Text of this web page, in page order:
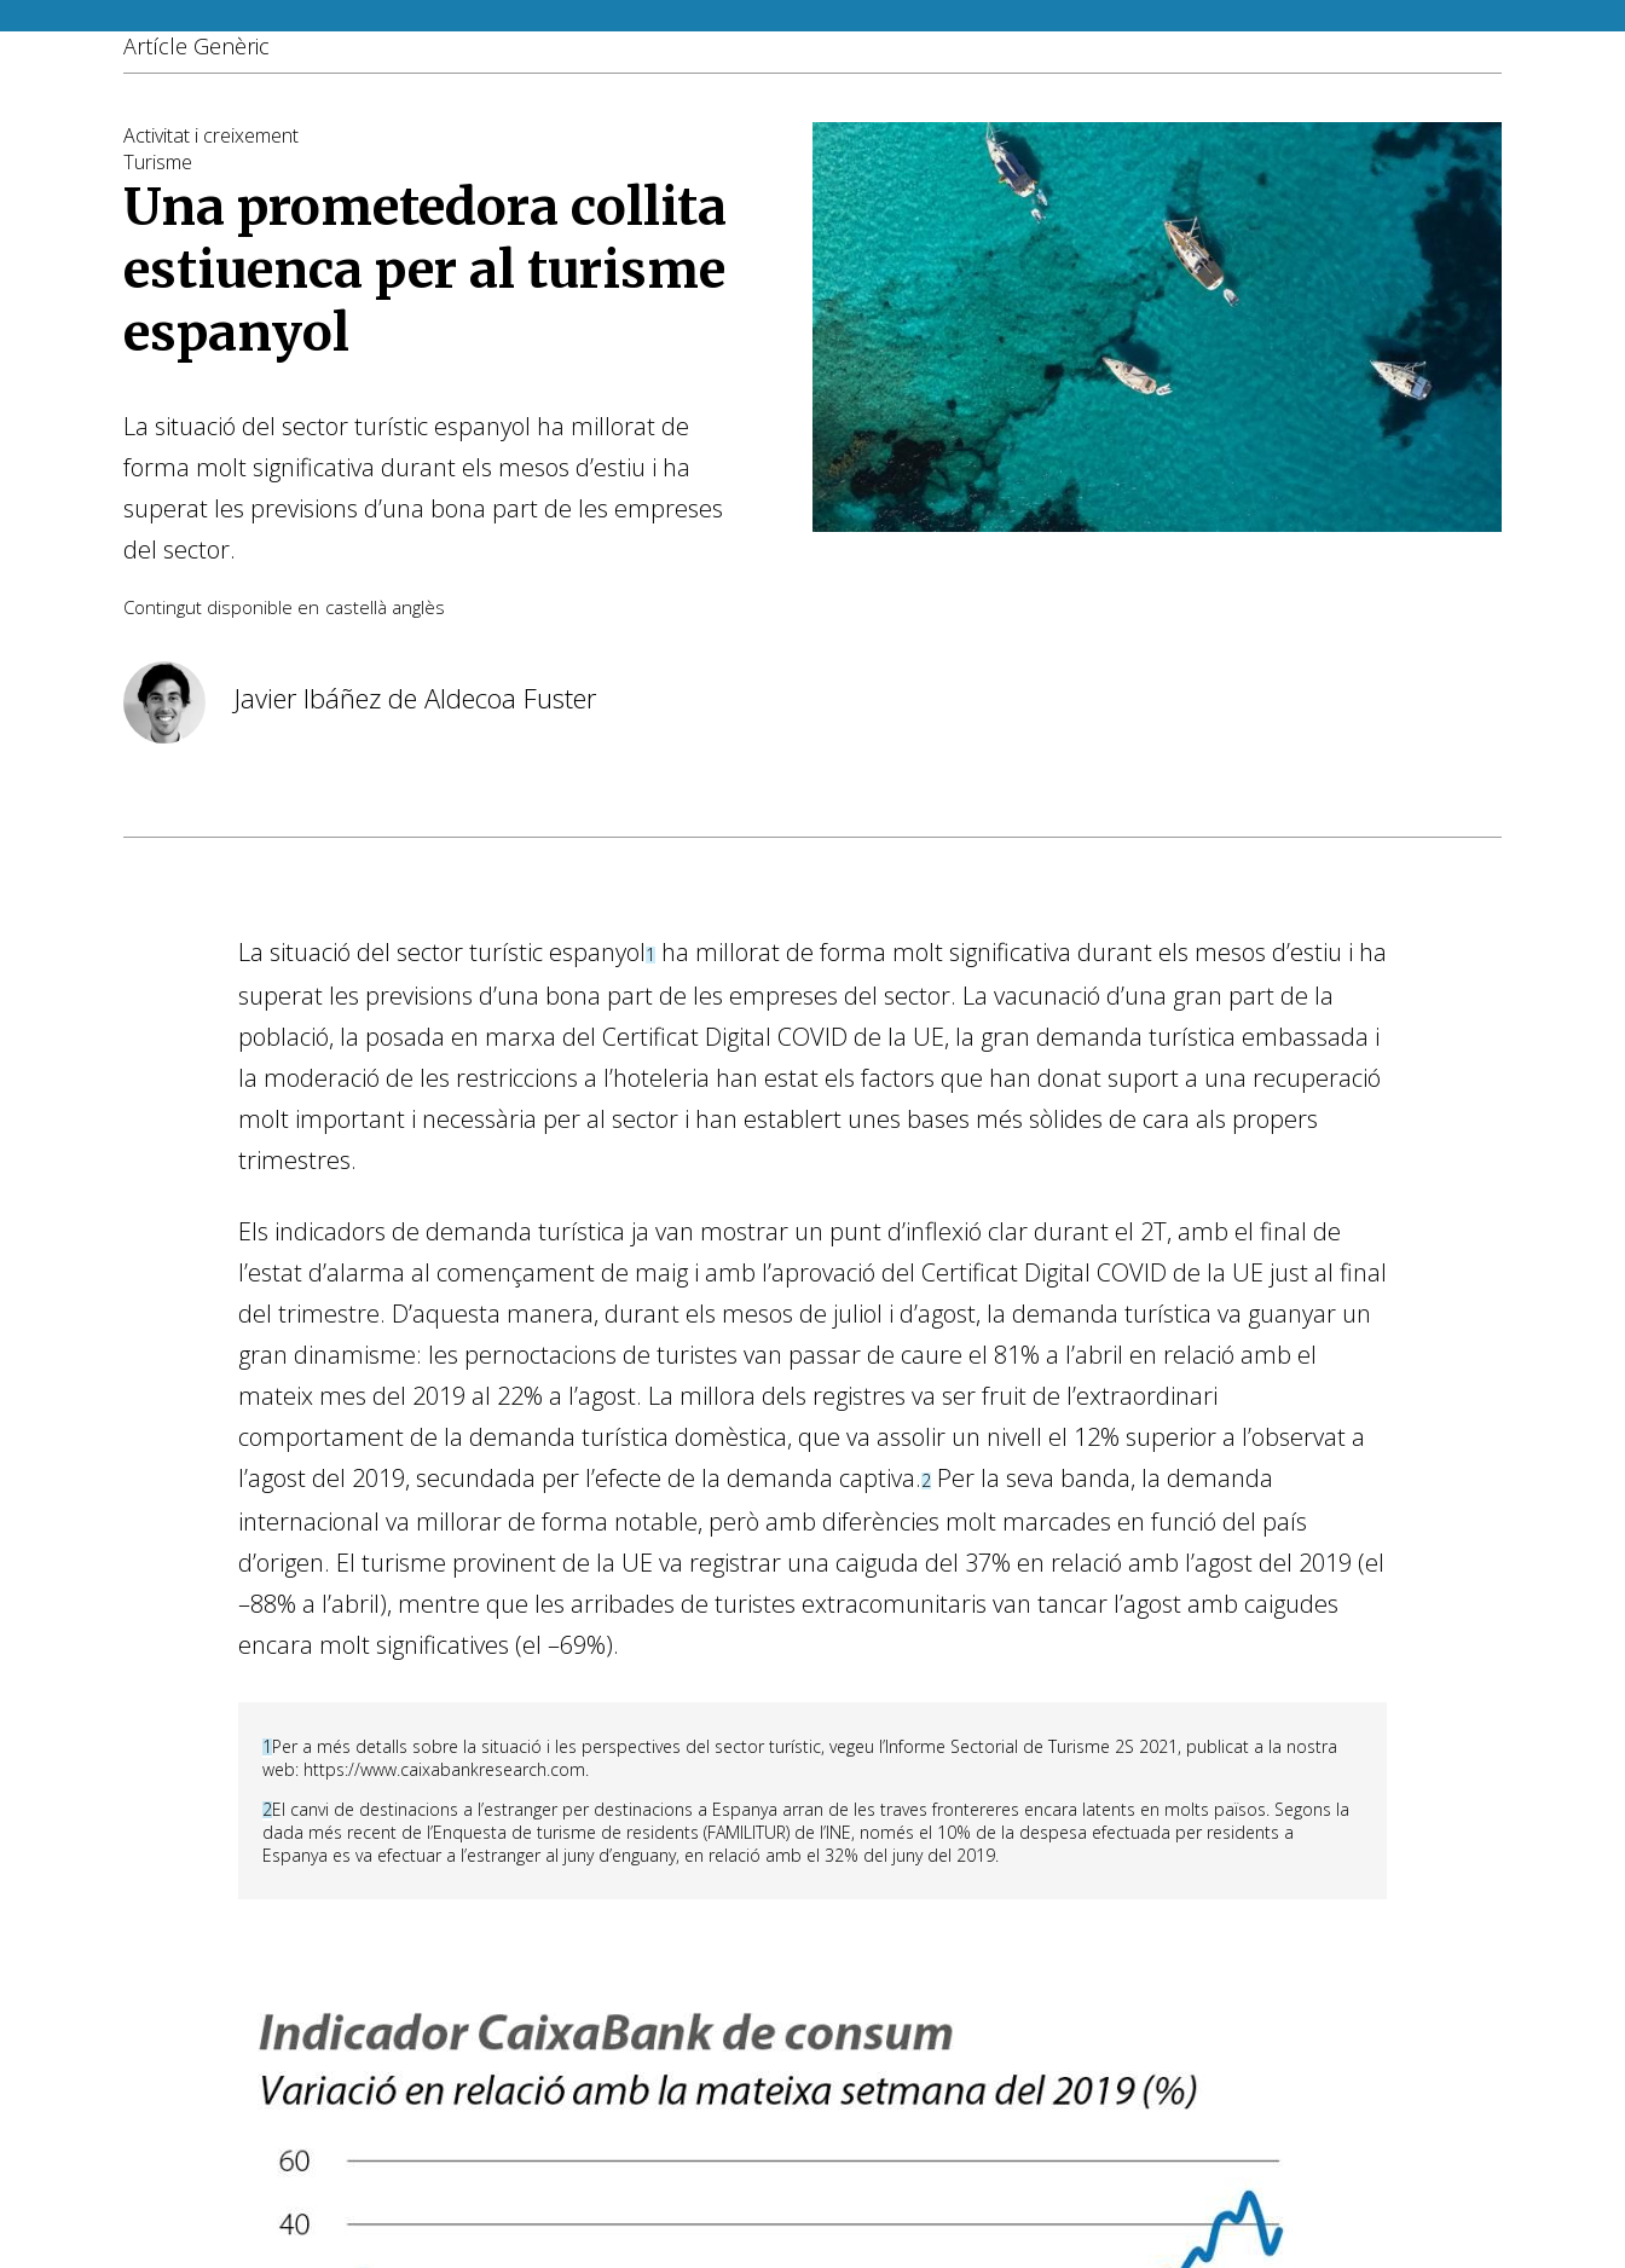
Artícle Genèric
Activitat i creixement
Turisme
Una prometedora collita
estiuenca per al turisme
espanyol
La situació del sector turístic espanyol ha millorat de
forma molt significativa durant els mesos d’estiu i ha
superat les previsions d’una bona part de les empreses
del sector.
Contingut disponible en castellà anglès
Javier Ibáñez de Aldecoa Fuster
La situació del sector turístic espanyol1 ha millorat de forma molt significativa durant els mesos d’estiu i ha
superat les previsions d’una bona part de les empreses del sector. La vacunació d’una gran part de la
població, la posada en marxa del Certificat Digital COVID de la UE, la gran demanda turística embassada i
la moderació de les restriccions a l’hoteleria han estat els factors que han donat suport a una recuperació
molt important i necessària per al sector i han establert unes bases més sòlides de cara als propers
trimestres.
Els indicadors de demanda turística ja van mostrar un punt d’inflexió clar durant el 2T, amb el final de
l’estat d’alarma al començament de maig i amb l’aprovació del Certificat Digital COVID de la UE just al final
del trimestre. D’aquesta manera, durant els mesos de juliol i d’agost, la demanda turística va guanyar un
gran dinamisme: les pernoctacions de turistes van passar de caure el 81% a l’abril en relació amb el
mateix mes del 2019 al 22% a l’agost. La millora dels registres va ser fruit de l’extraordinari
comportament de la demanda turística domèstica, que va assolir un nivell el 12% superior a l’observat a
l’agost del 2019, secundada per l’efecte de la demanda captiva.2 Per la seva banda, la demanda
internacional va millorar de forma notable, però amb diferències molt marcades en funció del país
d’origen. El turisme provinent de la UE va registrar una caiguda del 37% en relació amb l’agost del 2019 (el
–88% a l’abril), mentre que les arribades de turistes extracomunitaris van tancar l’agost amb caigudes
encara molt significatives (el –69%).
1Per a més detalls sobre la situació i les perspectives del sector turístic, vegeu l’Informe Sectorial de Turisme 2S 2021, publicat a la nostra
web: https://www.caixabankresearch.com.
2El canvi de destinacions a l’estranger per destinacions a Espanya arran de les traves frontereres encara latents en molts països. Segons la
dada més recent de l’Enquesta de turisme de residents (FAMILITUR) de l’INE, només el 10% de la despesa efectuada per residents a
Espanya es va efectuar a l’estranger al juny d’enguany, en relació amb el 32% del juny del 2019.